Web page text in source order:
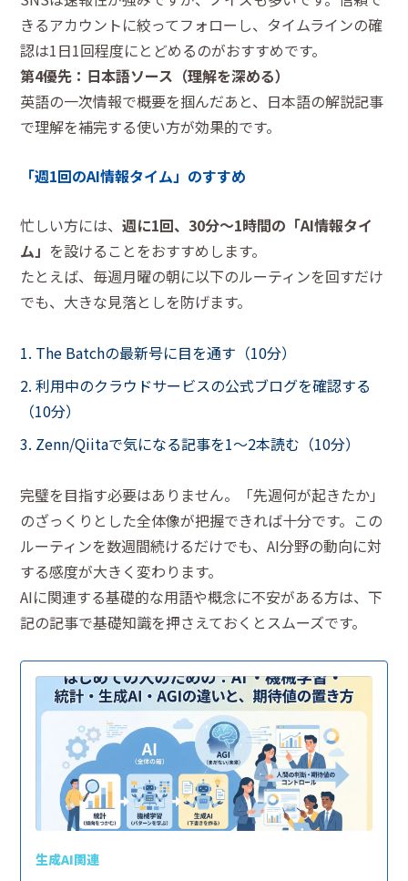
きるアカウントに絞ってフォローし、タイムラインの確
認は1日1回程度にとどめるのがおすすめです。
第4優先：日本語ソース（理解を深める）
英語の一次情報で概要を掴んだあと、日本語の解説記事
で理解を補完する使い方が効果的です。
「週1回のAI情報タイム」のすすめ
忙しい方には、 週に1回、30分〜1時間の「AI情報タイ
ム」 を設けることをおすすめします。
たとえば、毎週月曜の朝に以下のルーティンを回すだけ
でも、大きな見落としを防げます。
The Batchの最新号に目を通す（10分）
利用中のクラウドサービスの公式ブログを確認する
（10分）
Zenn/Qiitaで気になる記事を1〜2本読む（10分）
完璧を目指す必要はありません。「先週何が起きたか」
のざっくりとした全体像が把握できれば十分です。この
ルーティンを数週間続けるだけでも、AI分野の動向に対
する感度が大きく変わります。
AIに関連する基礎的な用語や概念に不安がある方は、下
記の記事で基礎知識を押さえておくとスムーズです。
生成AI関連